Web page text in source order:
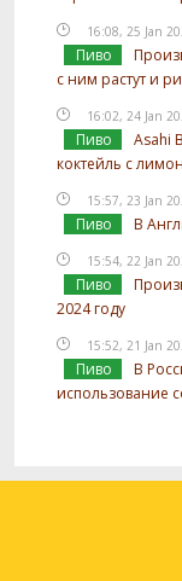
16:08, 25 Jan
Пиво
с ним растут и
16:02, 24 Jan
Пиво
Asahi
коктейль с
15:57, 23 Jan
Пиво В
15:54, 22 Jan
Пиво
2024 году
15:52, 21 Jan
Пиво
В
использование